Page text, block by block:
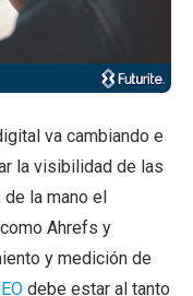
va cambiando e
la visibilidad de las
la mano el
Ahrefs y
y medición de
debe estar al tanto